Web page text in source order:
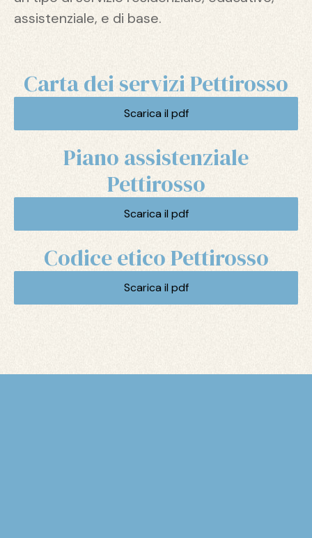
assistenziale, e di base.
Carta dei servizi Pettirosso
Scarica il pdf
Piano assistenziale
Pettirosso
Scarica il pdf
Codice etico Pettirosso
Scarica il pdf